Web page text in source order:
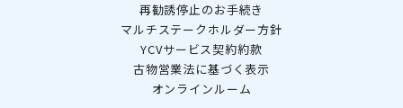
再勧誘停止のお手続き
マルチステークホルダー方針
YCVサービス契約約款
古物営業法に基づく表示
オンラインルーム